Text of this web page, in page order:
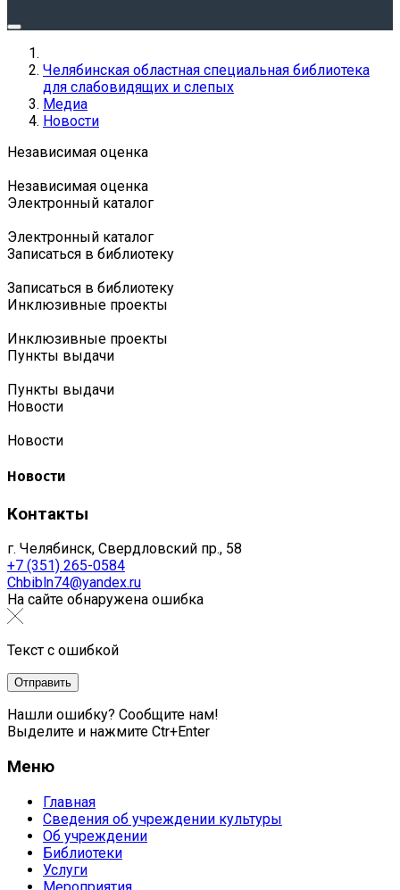
Челябинская областная специальная библиотека
для слабовидящих и слепых
Медиа
Новости
Независимая оценка
Независимая оценка
Электронный каталог
Электронный каталог
Записаться в библиотеку
Записаться в библиотеку
Инклюзивные проекты
Инклюзивные проекты
Пункты выдачи
Пункты выдачи
Новости
Новости
Новости
Контакты
г. Челябинск, Свердловский пр., 58
+7 (351) 265-0584
Chbibln74@yandex.ru
На сайте обнаружена ошибка
Текст с ошибкой
Нашли ошибку? Сообщите нам!
Выделите и нажмите Ctr+Enter
Меню
Главная
Сведения об учреждении культуры
Об учреждении
Библиотеки
Услуги
Мероприятия